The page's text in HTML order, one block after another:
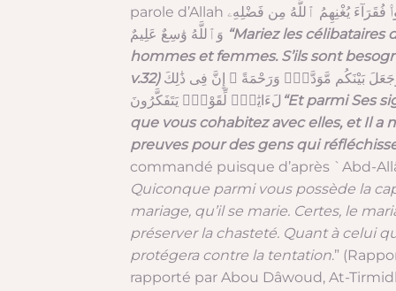
فُقَرَآءَ يُغْنِهِمُ ٱللَّهُ مِن فَضْلِهِۦ
وَٱللَّهُ وَٰسِعٌ عَلِيمٌ “Mariez les célibataires
hommes et femmes. S’ils sont
v.32) بَيْنَكُم مَّوَدَّةًۭ وَرَحْمَةً ۚ إِنَّ فِى ذَٰلِكَ
لَءَايَٰتٍۢ لِّقَوْمٍۢ يَتَفَكَّرُونَ “Et parmi Ses
que vous cohabitez avec elles, et Il a
preuves pour des gens qui
Quiconque parmi vous possède la
mariage, qu’il se marie. Certes, le
préserver la chasteté. Quant à celui
protégera contre la tentation.”
rapporté par Abou Dâwoud, At-